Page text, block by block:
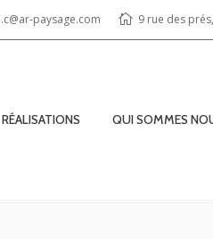
paysage.com 9 rue des
RÉALISATIONS QUI SOMMES